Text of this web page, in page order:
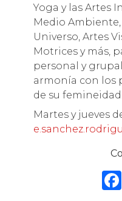
Yoga y las Artes
Medio Ambiente,
Universo, Artes
Motrices y más,
personal y
armonía con los
de su femineidad.
Martes y jueves